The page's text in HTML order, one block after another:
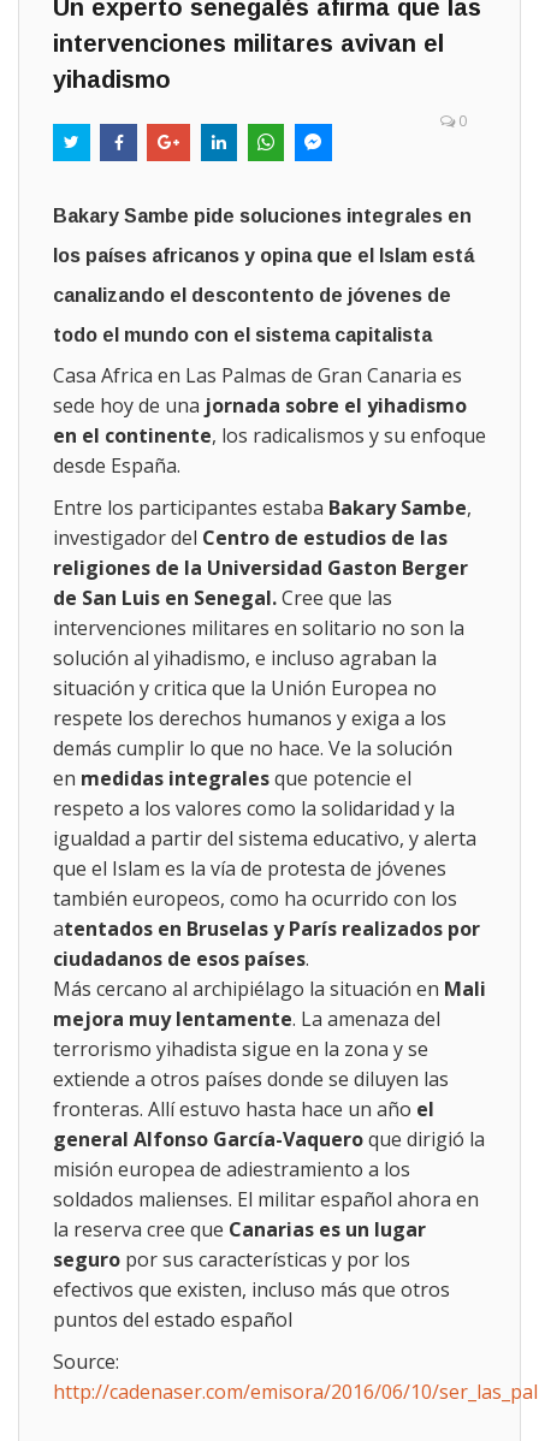
Un experto senegalés afirma que las
intervenciones militares avivan el
yihadismo
0
Bakary Sambe pide soluciones integrales en
los países africanos y opina que el Islam está
canalizando el descontento de jóvenes de
todo el mundo con el sistema capitalista
Casa Africa en Las Palmas de Gran Canaria es
sede hoy de una jornada sobre el yihadismo
en el continente, los radicalismos y su enfoque
desde España.
Entre los participantes estaba Bakary Sambe,
investigador del Centro de estudios de las
religiones de la Universidad Gaston Berger
de San Luis en Senegal.Cree que las
intervenciones militares en solitario no son la
solución al yihadismo, e incluso agraban la
situación y critica que la Unión Europea no
respete los derechos humanos y exiga a los
demás cumplir lo que no hace. Ve la solución
en medidas integralesque potencie el
respeto a los valores como la solidaridad y la
igualdad a partir del sistema educativo, y alerta
que el Islam es la vía de protesta de jóvenes
también europeos, como ha ocurrido con los
atentados en Bruselas y París realizados por
ciudadanos de esos países.
Más cercano al archipiélago la situación en Mali
mejora muy lentamente. La amenaza del
terrorismo yihadista sigue en la zona y se
extiende a otros países donde se diluyen las
fronteras. Allí estuvo hasta hace un año el
general Alfonso García-Vaqueroque dirigió la
misión europea de adiestramiento a los
soldados malienses. El militar español ahora en
la reserva cree que Canarias es un lugar
seguro por sus características y por los
efectivos que existen, incluso más que otros
puntos del estado español
Source:
http://cadenaser.com/emisora/2016/06/10/